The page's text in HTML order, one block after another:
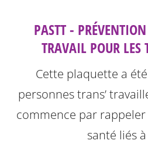
PASTT -
TRAVAIL POUR LES
Cette plaquette a
personnes trans’
commence par
santé liés